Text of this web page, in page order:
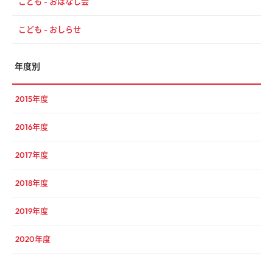
こども - おしらせ
年度別
2015年度
2016年度
2017年度
2018年度
2019年度
2020年度